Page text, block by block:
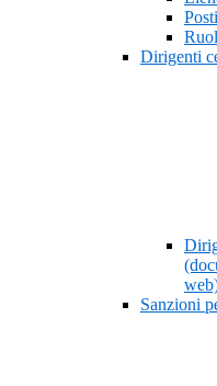
Dirigenti
Sanzioni